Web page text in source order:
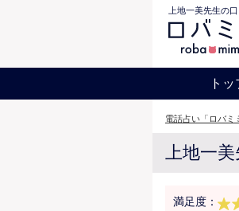
上地一美先生の
トッ
電話占い「ロバミ
上地一美
満足度：